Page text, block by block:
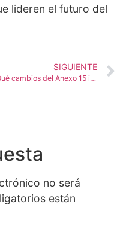
lideren el futuro del
SIGUIENTE
¿Qué cambios del Anexo 15 impactarán las validaciones?
no será
están